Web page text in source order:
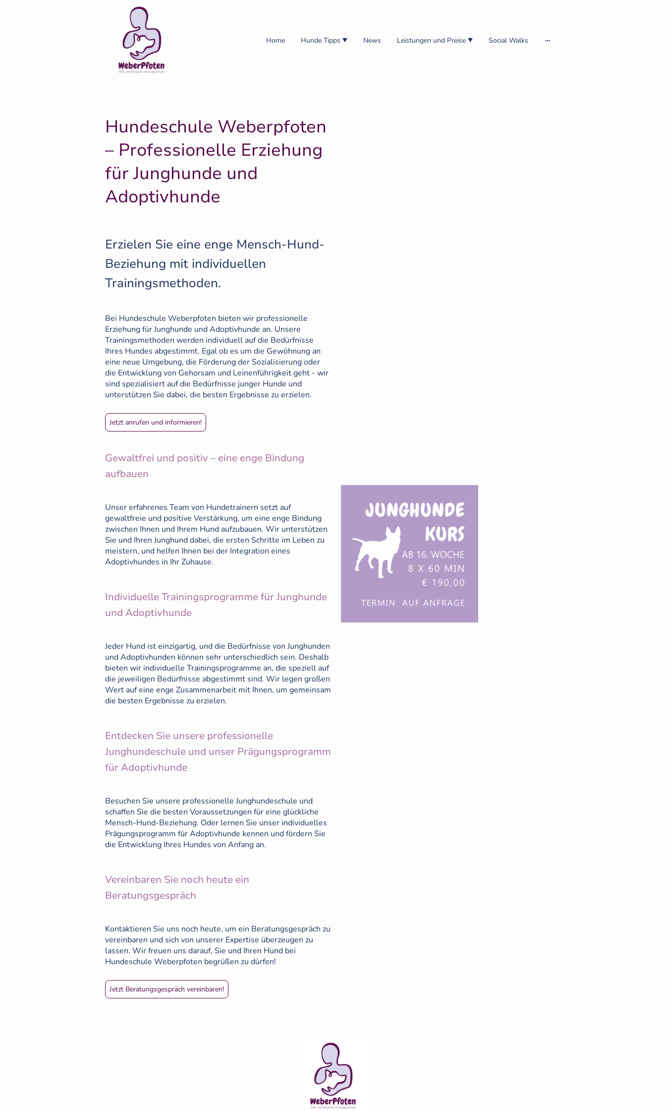
Home Hunde Tipps News Leistungen und Preise Social Walks
Hundeschule Weberpfoten
– Professionelle Erziehung
für Junghunde und
Adoptivhunde
Erzielen Sie eine enge Mensch-Hund-
Beziehung mit individuellen
Trainingsmethoden.
Bei Hundeschule Weberpfoten bieten wir professionelle
Erziehung für Junghunde und Adoptivhunde an. Unsere
Trainingsmethoden werden individuell auf die Bedürfnisse
Ihres Hundes abgestimmt. Egal ob es um die Gewöhnung an
eine neue Umgebung, die Förderung der Sozialisierung oder
die Entwicklung von Gehorsam und Leinenführigkeit geht - wir
sind spezialisiert auf die Bedürfnisse junger Hunde und
unterstützen Sie dabei, die besten Ergebnisse zu erzielen.
Jetzt anrufen und informieren!
Gewaltfrei und positiv – eine enge Bindung
aufbauen
Unser erfahrenes Team von Hundetrainern setzt auf
gewaltfreie und positive Verstärkung, um eine enge Bindung
zwischen Ihnen und Ihrem Hund aufzubauen. Wir unterstützen
Sie und Ihren Junghund dabei, die ersten Schritte im Leben zu
meistern, und helfen Ihnen bei der Integration eines
Adoptivhundes in Ihr Zuhause.
Individuelle Trainingsprogramme für Junghunde
und Adoptivhunde
Jeder Hund ist einzigartig, und die Bedürfnisse von Junghunden
und Adoptivhunden können sehr unterschiedlich sein. Deshalb
bieten wir individuelle Trainingsprogramme an, die speziell auf
die jeweiligen Bedürfnisse abgestimmt sind. Wir legen großen
Wert auf eine enge Zusammenarbeit mit Ihnen, um gemeinsam
die besten Ergebnisse zu erzielen.
Entdecken Sie unsere professionelle
Junghundeschule und unser Prägungsprogramm
für Adoptivhunde
Besuchen Sie unsere professionelle Junghundeschule und
schaffen Sie die besten Voraussetzungen für eine glückliche
Mensch-Hund-Beziehung. Oder lernen Sie unser individuelles
Prägungsprogramm für Adoptivhunde kennen und fördern Sie
die Entwicklung Ihres Hundes von Anfang an.
Vereinbaren Sie noch heute ein
Beratungsgespräch
Kontaktieren Sie uns noch heute, um ein Beratungsgespräch zu
vereinbaren und sich von unserer Expertise überzeugen zu
lassen. Wir freuen uns darauf, Sie und Ihren Hund bei
Hundeschule Weberpfoten begrüßen zu dürfen!
Jetzt Beratungsgespräch vereinbaren!